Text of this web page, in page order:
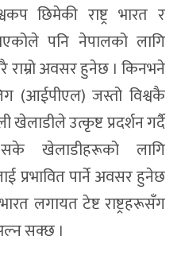
छिमेकी राष्ट्र भारत र
पनि नेपालको लागि
अवसर हुनेछ । किनभने
(आईपीएल) जस्तो विश्वकै
खेलाडीले उत्कृष्ट प्रदर्शन गर्दै
खेलाडीहरूको लागि
प्रभावित पार्ने अवसर हुनेछ
लगायत टेष्ट राष्ट्रहरूसँग
सक्छ ।